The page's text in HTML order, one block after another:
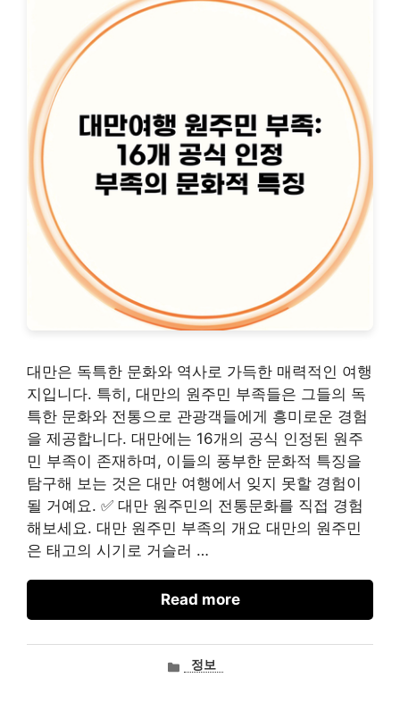
대만은 독특한 문화와 역사로 가득한 매력적인 여행
지입니다. 특히, 대만의 원주민 부족들은 그들의 독
특한 문화와 전통으로 관광객들에게 흥미로운 경험
을 제공합니다. 대만에는 16개의 공식 인정된 원주
민 부족이 존재하며, 이들의 풍부한 문화적 특징을
탐구해 보는 것은 대만 여행에서 잊지 못할 경험이
될 거예요. ✅ 대만 원주민의 전통문화를 직접 경험
해보세요. 대만 원주민 부족의 개요 대만의 원주민
은 태고의 시기로 거슬러 …
Read more
카정보